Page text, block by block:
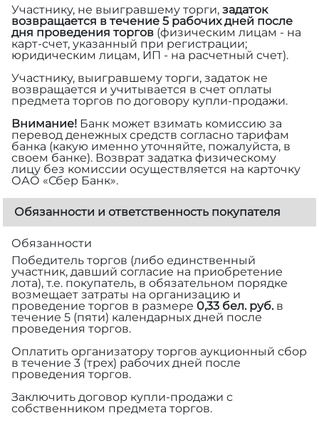
Участнику, не выигравшему торги, задаток
возвращается в течение 5 рабочих дней после
дня проведения торгов (физическим лицам - на
карт-счет, указанный при регистрации;
юридическим лицам, ИП - на расчетный счет).
Участнику, выигравшему торги, задаток не
возвращается и учитывается в счет оплаты
предмета торгов по договору купли-продажи.
Внимание! Банк может взимать комиссию за
перевод денежных средств согласно тарифам
банка (какую именно уточняйте, пожалуйста, в
своем банке). Возврат задатка физическому
лицу без комиссии осуществляется на карточку
ОАО «Сбер Банк».
Обязанности и ответственность покупателя
Обязанности
Победитель торгов (либо единственный
участник, давший согласие на приобретение
лота), т.е. покупатель, в обязательном порядке
возмещает затраты на организацию и
проведение торгов в размере 0,33 бел. руб.в
течение 5 (пяти) календарных дней после
проведения торгов.
Оплатить организатору торгов аукционный сбор
в течение 3 (трех) рабочих дней после
проведения торгов.
Заключить договор купли-продажи с
собственником предмета торгов.